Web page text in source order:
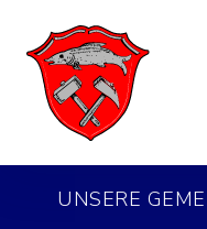
UNSERE